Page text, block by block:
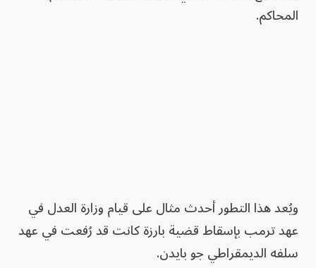
المحاكم.
ويُعد هذا التطور أحدث مثال على قيام وزارة العدل في
عهد ترمب بإسقاط قضية بارزة كانت قد رُفعت في عهد
سلفه الديمقراطي جو بايدن.